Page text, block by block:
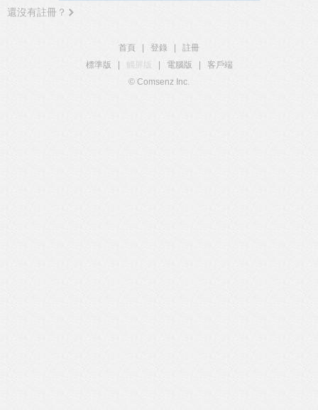
還沒有註冊？
首頁 登錄
註冊
標準版
觸屏版 電腦版
客戶端
© Comsenz Inc.